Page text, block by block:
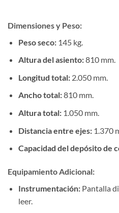
Dimensiones y Peso:
Peso seco:145 kg.
Altura del asiento:810 mm.
Longitud total:2.050 mm.
Ancho total:810 mm.
Altura total:1.050 mm.
Distancia entre ejes:1.370
Capacidad del depósito de
Equipamiento Adicional:
Instrumentación:Pantalla
leer.